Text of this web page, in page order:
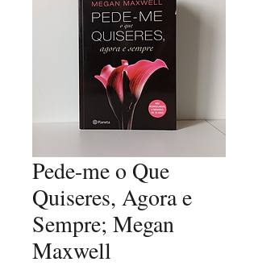
Pede-me o Que
Quiseres, Agora e
Sempre; Megan
Maxwell